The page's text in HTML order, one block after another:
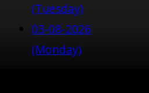
(Tuesday)
03-08-2026
(Monday)